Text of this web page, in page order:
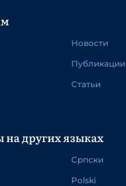
Новости
Публикации
Статьи
других языках
Српски
Polski